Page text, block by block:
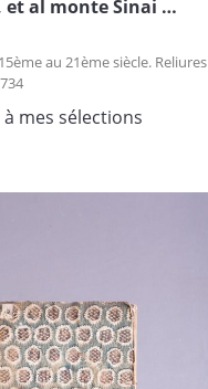
et al monte Sinai …
au 21ème siècle. Reliures
à mes sélections